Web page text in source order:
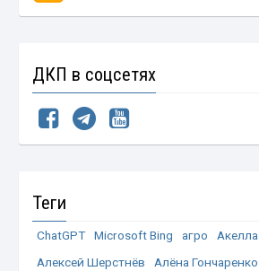
ДКП в соцсетях
Теги
ChatGPT Microsoft Bing агро Акелла
Алексей Шерстнёв
Алёна Гончаренко